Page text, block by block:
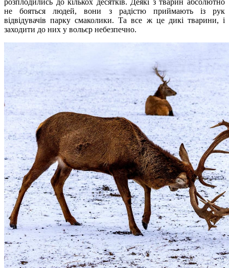
розплодились до кількох десятків. Деякі з тварин абсолютно
не бояться людей, вони з радістю приймають із рук
відвідувачів парку смаколики. Та все ж це дикі тварини, і
заходити до них у вольєр небезпечно.